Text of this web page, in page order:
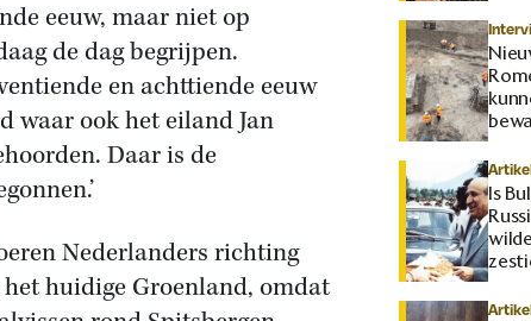
eeuw, maar niet op
de dag begrijpen.
en achttiende eeuw
waar ook het eiland Jan
Daar is de
Nederlanders richting
huidige Groenland, omdat
Is